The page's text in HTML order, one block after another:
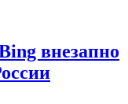
внезапно